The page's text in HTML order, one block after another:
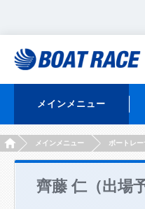
メインメニュー
HOMEメインメニュー ボートレ
齊藤 仁（出場